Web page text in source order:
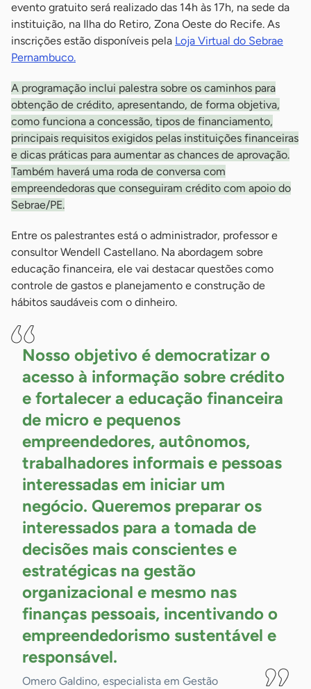
evento gratuito será realizado das 14h às 17h, na sede da
instituição, na Ilha do Retiro, Zona Oeste do Recife. As
inscrições estão disponíveis pela Loja Virtual do Sebrae
Pernambuco.
A programação inclui palestra sobre os caminhos para
obtenção de crédito, apresentando, de forma objetiva,
como funciona a concessão, tipos de financiamento,
principais requisitos exigidos pelas instituições financeiras
e dicas práticas para aumentar as chances de aprovação.
Também haverá uma roda de conversa com
empreendedoras que conseguiram crédito com apoio do
Sebrae/PE.
Entre os palestrantes está o administrador, professor e
consultor Wendell Castellano. Na abordagem sobre
educação financeira, ele vai destacar questões como
controle de gastos e planejamento e construção de
hábitos saudáveis com o dinheiro.
Nosso objetivo é democratizar o
acesso à informação sobre crédito
e fortalecer a educação financeira
de micro e pequenos
empreendedores, autônomos,
trabalhadores informais e pessoas
interessadas em iniciar um
negócio. Queremos preparar os
interessados para a tomada de
decisões mais conscientes e
estratégicas na gestão
organizacional e mesmo nas
finanças pessoais, incentivando o
empreendedorismo sustentável e
responsável.
Omero Galdino, especialista em Gestão